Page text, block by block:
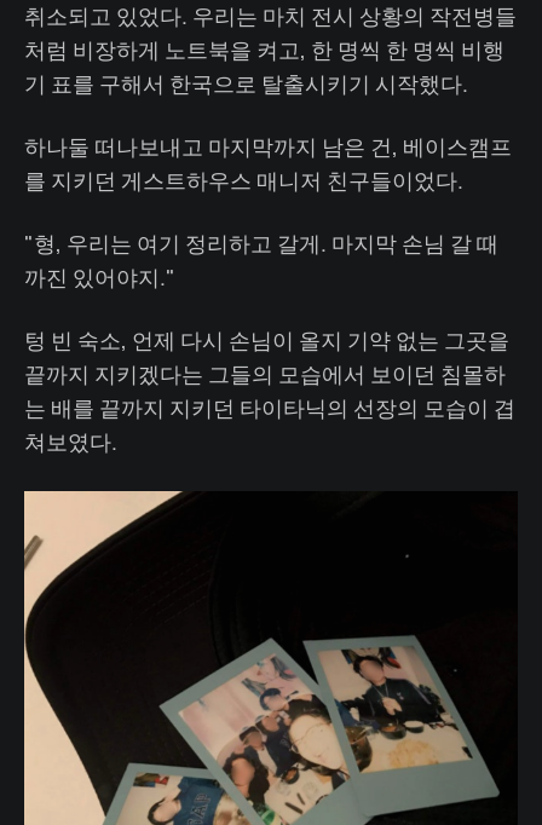
취소되고 있었다. 우리는 마치 전시 상황의 작전병들
처럼 비장하게 노트북을 켜고, 한 명씩 한 명씩 비행
기 표를 구해서 한국으로 탈출시키기 시작했다.
하나둘 떠나보내고 마지막까지 남은 건, 베이스캠프
를 지키던 게스트하우스 매니저 친구들이었다.
"형, 우리는 여기 정리하고 갈게. 마지막 손님 갈 때
까진 있어야지."
텅 빈 숙소, 언제 다시 손님이 올지 기약 없는 그곳을
끝까지 지키겠다는 그들의 모습에서 보이던 침몰하
는 배를 끝까지 지키던 타이타닉의 선장의 모습이 겹
쳐보였다.